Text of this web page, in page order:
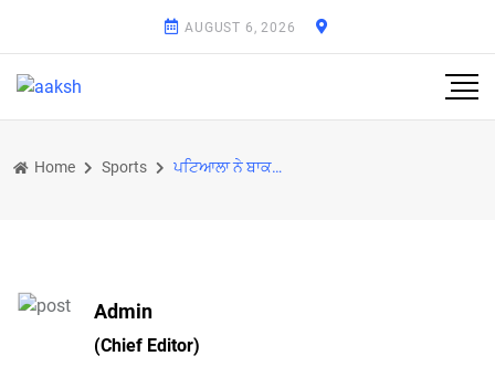
AUGUST 6, 2026
Home Sports ਪਟਿਆਲਾ ਨੇ ਬਾਕਸਿੰਗ ਅੰਡਰ 14 ਲੜਕਿਆਂ 'ਚ ਜਿੱਤੀ ਓਵਰਆਲ ਟਰਾਫੀ
Admin
(Chief Editor)